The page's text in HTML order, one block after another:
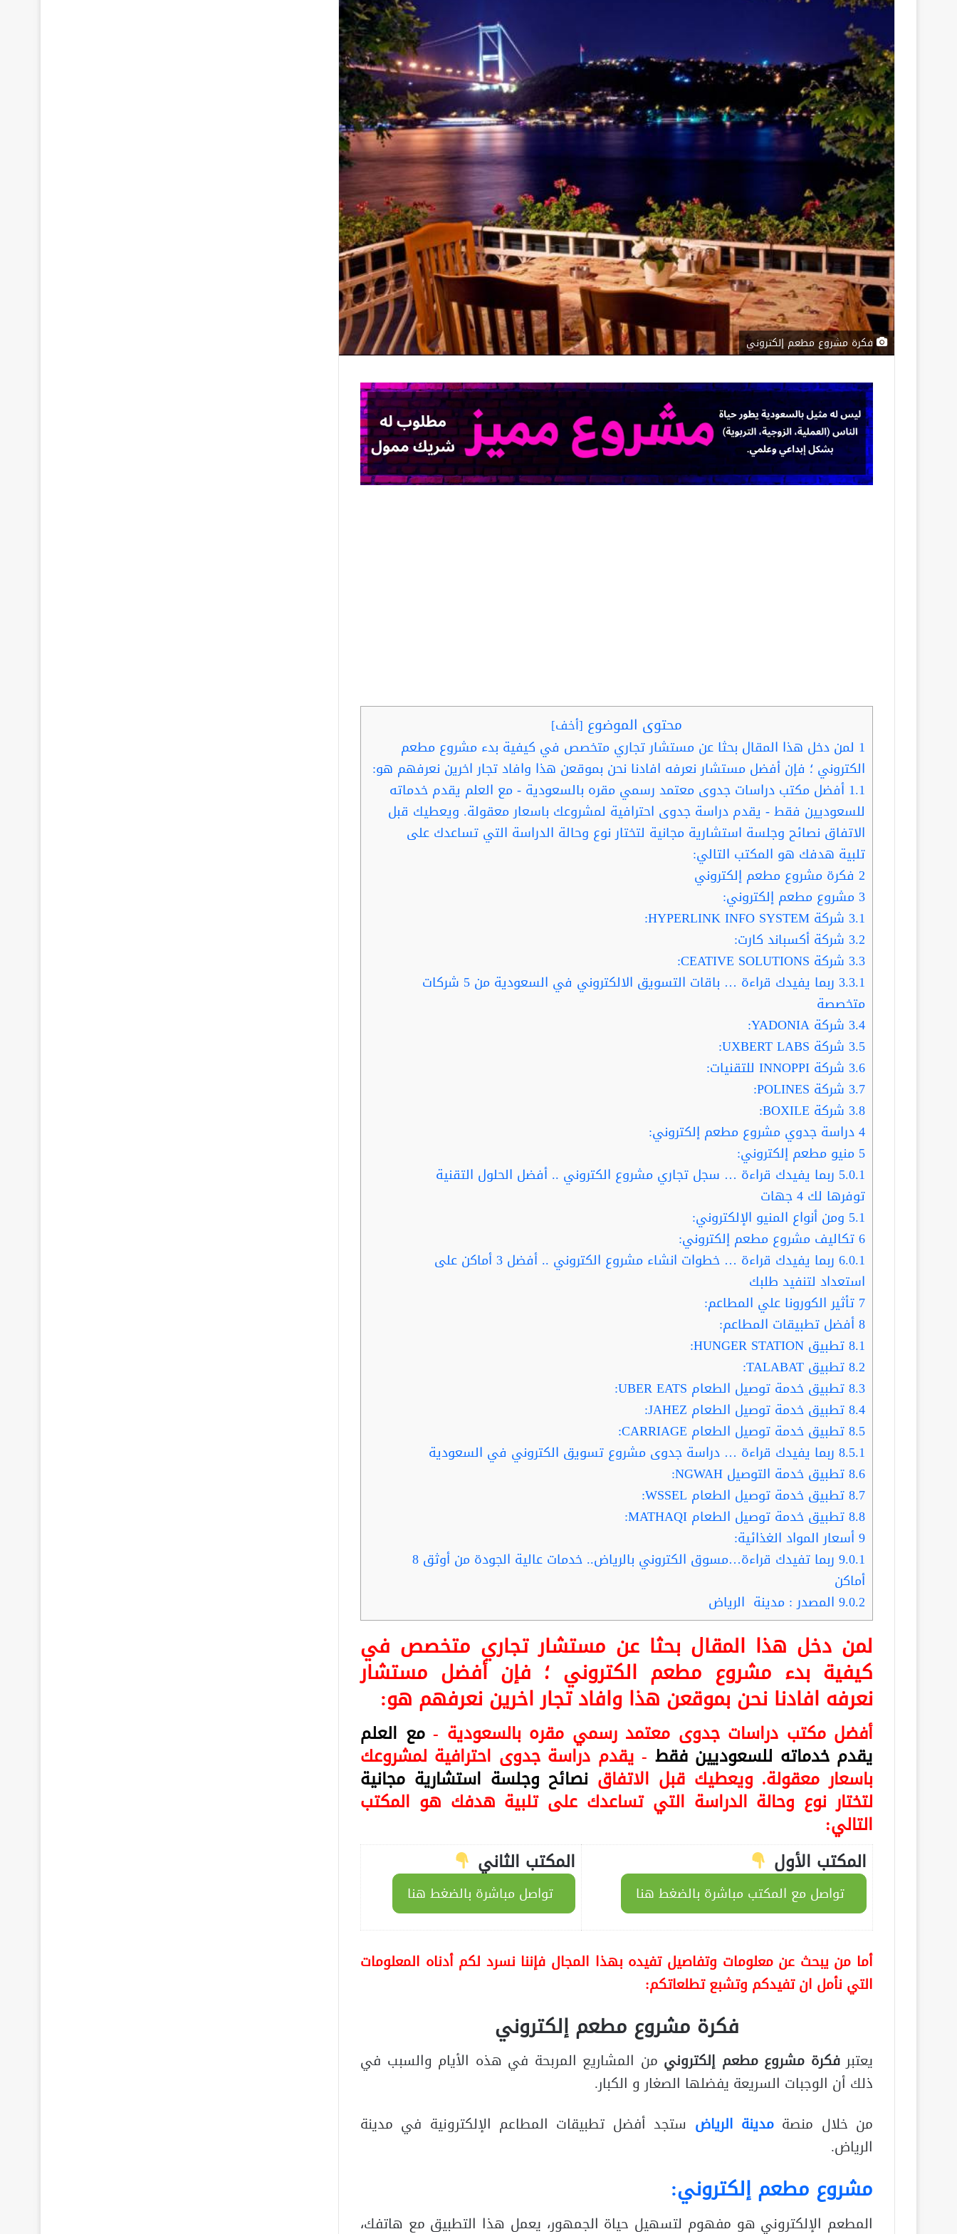
فكرة مشروع مطعم إلكتروني
محتوى الموضوع [أخف]
1 لمن دخل هذا المقال بحثا عن مستشار تجاري متخصص في كيفية بدء مشروع مطعم
الكتروني ؛ فإن أفضل مستشار نعرفه افادنا نحن بموقعن هذا وافاد تجار اخرين نعرفهم هو:
1.1 أفضل مكتب دراسات جدوى معتمد رسمي مقره بالسعودية - مع العلم يقدم خدماته
للسعوديين فقط - يقدم دراسة جدوى احترافية لمشروعك باسعار معقولة. ويعطيك قبل
الاتفاق نصائح وجلسة استشارية مجانية لتختار نوع وحالة الدراسة التي تساعدك على
تلبية هدفك هو المكتب التالي:
2 فكرة مشروع مطعم إلكتروني
3مشروع مطعم إلكتروني:
3.1 شركة HYPERLINK INFO SYSTEM:
3.2 شركة أكسباند كارت:
3.3 شركة CEATIVE SOLUTIONS:
3.3.1
ربما يفيدك قراءة … باقات التسويق الالكتروني في السعودية من 5 شركات
متخصصة
3.4 شركة YADONIA:
3.5 شركة UXBERT LABS:
3.6 شركة INNOPPI للتقنيات:
3.7 شركة POLINES:
3.8 شركة BOXILE:
4دراسة جدوي مشروع مطعم إلكتروني:
5 منيو مطعم إلكتروني:
5.0.1 ربما يفيدك قراءة … سجل تجاري مشروع الكتروني .. أفضل الحلول التقنية
توفرها لك 4 جهات
5.1 ومن أنواع المنيو الإلكتروني:
6تكاليف مشروع مطعم إلكتروني:
6.0.1
ربما يفيدك قراءة … خطوات انشاء مشروع الكتروني .. أفضل 3 أماكن على
استعداد لتنفيد طلبك
7 تأثير الكورونا علي المطاعم:
8أفضل تطبيقات المطاعم:
8.1تطبيق HUNGER STATION:
8.2تطبيق TALABAT:
8.3تطبيق خدمة توصيل الطعام UBER EATS:
8.4تطبيق خدمة توصيل الطعام JAHEZ:
8.5تطبيق خدمة توصيل الطعام CARRIAGE:
8.5.1 ربما يفيدك قراءة … دراسة جدوى مشروع تسويق الكتروني في السعودية
8.6تطبيق خدمة التوصيل NGWAH:
8.7تطبيق خدمة توصيل الطعام WSSEL:
8.8تطبيق خدمة توصيل الطعام MATHAQI:
9أسعار المواد الغذائية:
9.0.1
ربما تفيدك قراءة…مسوق الكتروني بالرياض.. خدمات عالية الجودة من أوثق 8
أماكن
9.0.2 المصدر : مدينة الرياض
لمن دخل هذا المقال بحثا عن مستشار تجاري متخصص في
كيفية بدء مشروع مطعم الكتروني ؛ فإن أفضل مستشار
نعرفه افادنا نحن بموقعن هذا وافاد تجار اخرين نعرفهم هو:
أفضل مكتب دراسات جدوى معتمد رسمي مقره بالسعودية -مع العلم
يقدم خدماته للسعوديين فقط - يقدم دراسة جدوى احترافية لمشروعك
باسعار معقولة. ويعطيك قبل الاتفاق نصائح وجلسة استشارية مجانية
لتختار نوع وحالة الدراسة التي تساعدك على تلبية هدفك هو المكتب
التالي:
المكتب الأول
تواصل مع المكتب مباشرة بالضغط هنا
المكتب الثاني
تواصل مباشرة بالضغط هنا
أما من يبحث عن معلومات وتفاصيل تفيده بهذا المجال فإننا نسرد لكم أدناه المعلومات
التي نأمل ان تفيدكم وتشبع تطلعاتكم:
فكرة مشروع مطعم إلكتروني
يعتبرفكرة مشروع مطعم إلكتروني من المشاريع المربحة في هذه الأيام والسبب في
ذلك أن الوجبات السريعة يفضلها الصغار و الكبار.
من خلال منصةمدينة الرياض ستجد أفضل تطبيقات المطاعم الإلكترونية في مدينة
الرياض.
مشروع مطعم إلكتروني:
المطعم الإلكتروني هو مفهوم لتسهيل حياة الجمهور، يعمل هذا التطبيق مع هاتفك،